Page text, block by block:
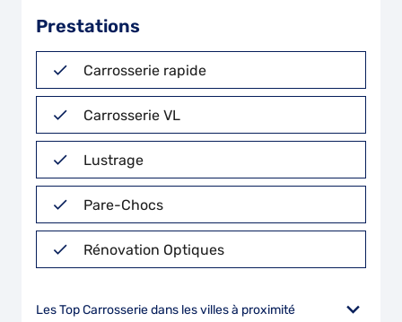
Prestations
Carrosserie rapide
Carrosserie VL
Lustrage
Pare-Chocs
Rénovation Optiques
Les Top Carrosserie dans les villes à proximité